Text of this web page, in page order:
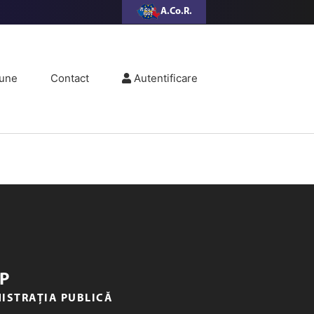
A.Co.R.
Contact Autentificare
PUBLICĂ